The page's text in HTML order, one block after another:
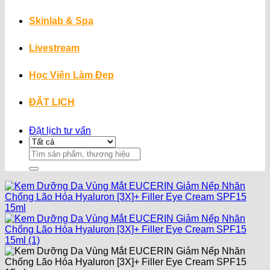
Skinlab & Spa
Livestream
Học Viện Làm Đẹp
ĐẶT LỊCH
Đặt lịch tư vấn
Search
for: